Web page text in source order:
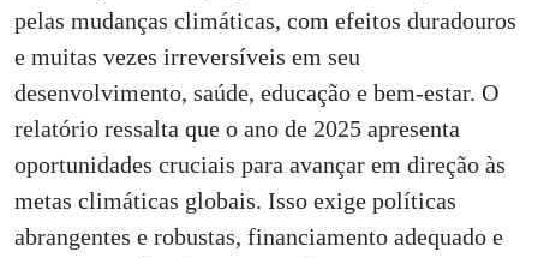
pelas mudanças climáticas, com efeitos duradouros
e muitas vezes irreversíveis em seu
desenvolvimento, saúde, educação e bem-estar. O
relatório ressalta que o ano de 2025 apresenta
oportunidades cruciais para avançar em direção às
metas climáticas globais. Isso exige políticas
abrangentes e robustas, financiamento adequado e